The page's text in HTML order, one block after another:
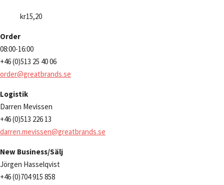
kr15,20
Order
08:00-16:00
+46 (0)513 25 40 06
order@greatbrands.se
Logistik
Darren Mevissen
+46 (0)513 226 13
darren.mevissen@greatbrands.se
New Business/Sälj
Jörgen Hasselqvist
+46 (0)704 915 858